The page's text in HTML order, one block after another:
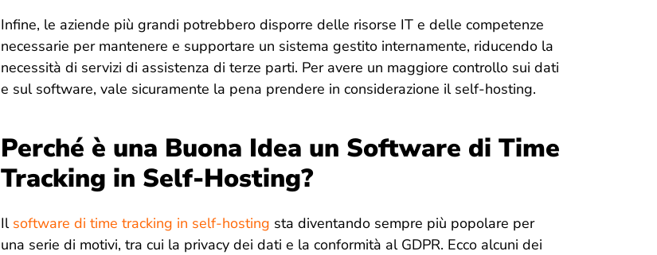
Infine, le aziende più grandi potrebbero disporre delle risorse IT e delle competenze
necessarie per mantenere e supportare un sistema gestito internamente, riducendo la
necessità di servizi di assistenza di terze parti. Per avere un maggiore controllo sui dati
e sul software, vale sicuramente la pena prendere in considerazione il self-hosting.
Perché è una Buona Idea un Software di Time
Tracking in Self-Hosting?
Il software di time tracking in self-hosting sta diventando sempre più popolare per
una serie di motivi, tra cui la privacy dei dati e la conformità al GDPR. Ecco alcuni dei